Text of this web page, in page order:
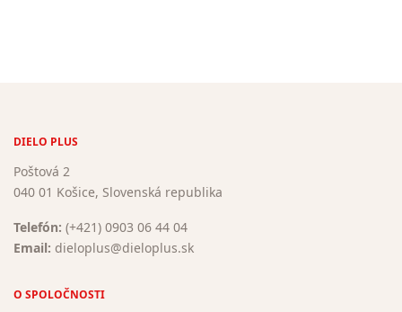
DIELO PLUS
Poštová 2
040 01 Košice, Slovenská republika
Telefón: (+421) 0903 06 44 04
Email: dieloplus@dieloplus.sk
O SPOLOČNOSTI